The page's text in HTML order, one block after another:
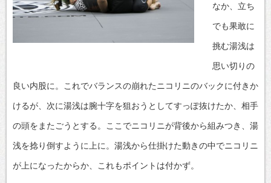
なか、立ち
でも果敢に
挑む湯浅は
思い切りの
良い内股に。これでバランスの崩れたニコリニのバックに付きか
けるが、次に湯浅は腕十字を狙おうとしてすっぽ抜けたか、相手
の頭をまたごうとする。ここでニコリニが背後から組みつき、湯
浅を捻り倒すように上に。湯浅から仕掛けた動きの中でニコリニ
が上になったからか、これもポイントは付かず。